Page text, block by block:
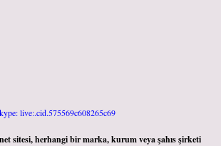
live:.cid.575569c608265c69
sitesi, herhangi bir marka, kurum veya şahıs şirketi